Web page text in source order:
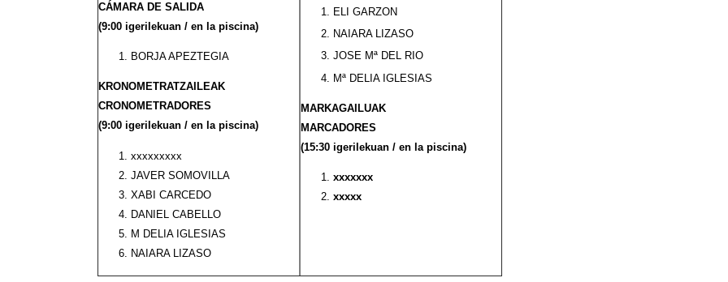
CÁMARADE SALIDA
(9:00 igerilekuan / en la piscina)
BORJA APEZTEGIA
KRONOMETRATZAILEAK
CRONOMETRADORES
(9:00 igerilekuan / en la piscina)
xxxxxxxxx
JAVER SOMOVILLA
XABI CARCEDO
DANIEL CABELLO
M DELIA IGLESIAS
NAIARA LIZASO
ELI GARZON
NAIARA LIZASO
JOSE Mª DEL RIO
Mª DELIA IGLESIAS
MARKAGAILUAK
MARCADORES
(15:30 igerilekuan / en la piscina)
xxxxxxx
xxxxx